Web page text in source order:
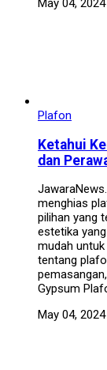
May 04, 2024
Plafon
Ketahui
dan
menghias
pilihan yang
estetika
mudah
tentang
Gypsum
May 04, 2024